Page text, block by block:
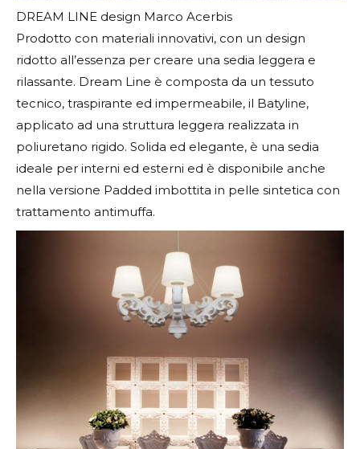
DREAM LINE design Marco Acerbis
Prodotto con materiali innovativi, con un design
ridotto all’essenza per creare una sedia leggera e
rilassante. Dream Line è composta da un tessuto
tecnico, traspirante ed impermeabile, il Batyline,
applicato ad una struttura leggera realizzata in
poliuretano rigido. Solida ed elegante, è una sedia
ideale per interni ed esterni ed è disponibile anche
nella versione Padded imbottita in pelle sintetica con
trattamento antimuffa.